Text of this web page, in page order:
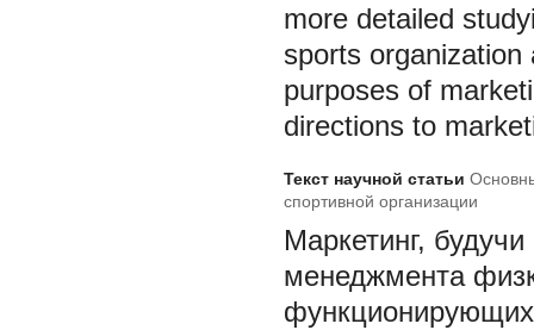
more detailed
sports
purposes of
directions to
Текст научной статьи
спортивной организации
Маркетинг,
менеджмента
функционирующих